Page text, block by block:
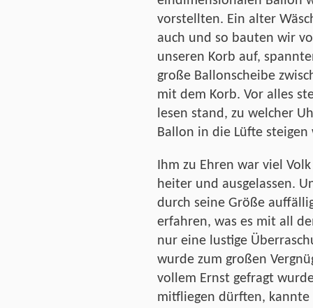
vorstellten. Ein alter
auch und so bauten wir
unseren Korb auf,
große Ballonscheibe
mit dem Korb. Vor alles
lesen stand, zu welcher
Ballon in die Lüfte steigen
Ihm zu Ehren war viel
heiter und ausgelassen.
durch seine Größe
erfahren, was es mit all
nur eine lustige
wurde zum großen
vollem Ernst gefragt
mitfliegen dürften, kannte